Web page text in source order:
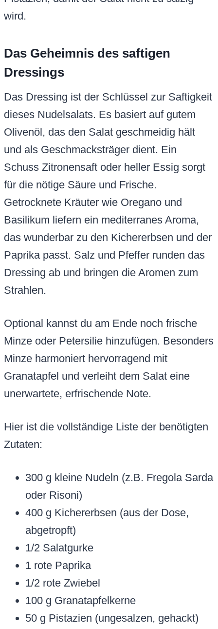
wird.
Das Geheimnis des saftigen
Dressings
Das Dressing ist der Schlüssel zur Saftigkeit
dieses Nudelsalats. Es basiert auf gutem
Olivenöl, das den Salat geschmeidig hält
und als Geschmacksträger dient. Ein
Schuss Zitronensaft oder heller Essig sorgt
für die nötige Säure und Frische.
Getrocknete Kräuter wie Oregano und
Basilikum liefern ein mediterranes Aroma,
das wunderbar zu den Kichererbsen und der
Paprika passt. Salz und Pfeffer runden das
Dressing ab und bringen die Aromen zum
Strahlen.
Optional kannst du am Ende noch frische
Minze oder Petersilie hinzufügen. Besonders
Minze harmoniert hervorragend mit
Granatapfel und verleiht dem Salat eine
unerwartete, erfrischende Note.
Hier ist die vollständige Liste der benötigten
Zutaten:
300 g kleine Nudeln (z.B. Fregola Sarda
oder Risoni)
400 g Kichererbsen (aus der Dose,
abgetropft)
1/2 Salatgurke
1 rote Paprika
1/2 rote Zwiebel
100 g Granatapfelkerne
50 g Pistazien (ungesalzen, gehackt)